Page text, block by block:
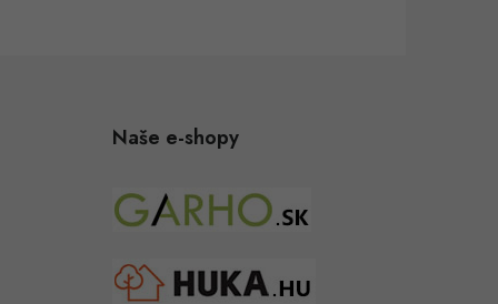
Naše e-shopy